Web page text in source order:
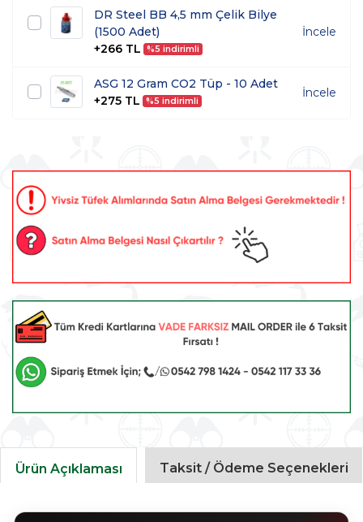
DR Steel BB 4,5 mm Çelik Bilye
(1500 Adet)
+266 TL
%5 indirimli
İncele
ASG 12 Gram CO2 Tüp - 10 Adet
+275 TL
%5 indirimli
İncele
Ürün Açıklaması Taksit / Ödeme Seçenekleri